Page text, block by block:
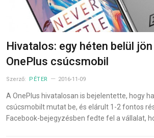
Hivatalos: egy héten belül
OnePlus csúcsmobil
Szerző: PÉTER 2016-11-09
A OnePlus hivatalosan is bejelentette, hogy
csúcsmobilt mutat be, és elárult 1-2 fontos
Facebook-bejegyzésben fedte fel a vállalat,